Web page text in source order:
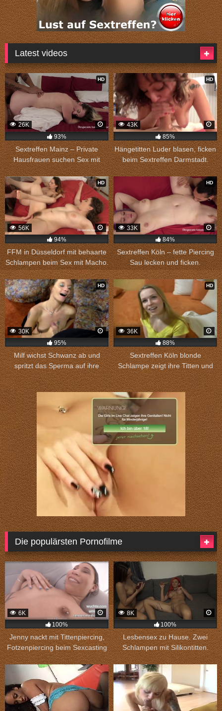
Latest videos
HD
26K
93%
Sextreffen Mainz – Private
Hausfrauen suchen Sex mit
Männern.
HD
43K
85%
Hängetitten Luder blasen, ficken
beim Sextreffen Darmstadt.
HD
56K
94%
FFM in Düsseldorf mit behaarte
Schlampen beim Sex mit Macho.
HD
33K
84%
Sextreffen Köln – fette Piercing
Sau lecken und ficken.
HD
30K
95%
Milf wichst Schwanz ab und
spritzt das Sperma auf ihre
Titten.
HD
36K
88%
Sextreffen Köln blonde
Schlampe zeigt ihre Titten und
sucht Sex.
Die populärsten Pornofilme
6K
100%
Jenny nackt mit Tittenpiercing,
Fotzenpiercing beim Sexcasting
in Bochum
8K
100%
Lesbensex zu Hause. Zwei
Schlampen mit Silikontitten.